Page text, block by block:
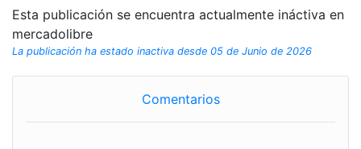
Esta publicación se encuentra actualmente ináctiva en
mercadolibre
La publicación ha estado inactiva desde 05 de Junio de 2026
Comentarios